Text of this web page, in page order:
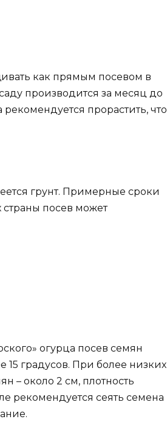
как прямым посевом в
производится за месяц до
прорастить, что
грунт. Примерные сроки
посев может
огурца посев семян
градусов. При более низких
– около 2 см, плотность
рекомендуется сеять семена